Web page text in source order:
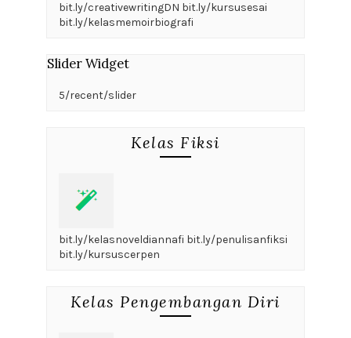
bit.ly/creativewritingDN bit.ly/kursusesai
bit.ly/kelasmemoirbiografi
Slider Widget
5/recent/slider
Kelas Fiksi
bit.ly/kelasnoveldiannafi bit.ly/penulisanfiksi
bit.ly/kursuscerpen
Kelas Pengembangan Diri